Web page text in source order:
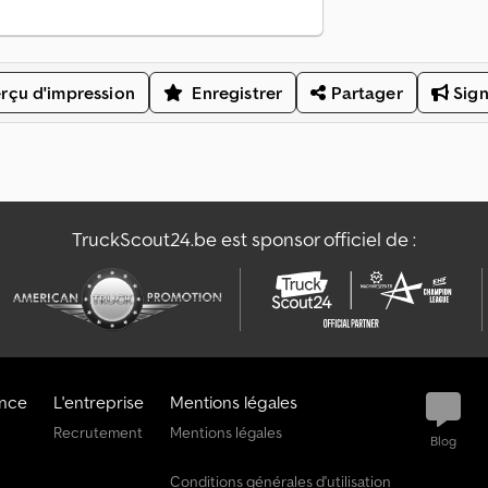
d'impression Enregistrer Partager
TruckScout24.be est sponsor officiel de :
L'entreprise
Recrutement
Mentions légales
Mentions légales
Conditions générales d'utilisation
Blog